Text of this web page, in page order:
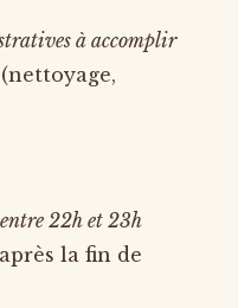
à accomplir
22h et 23h
la fin de